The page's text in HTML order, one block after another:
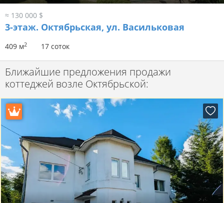
≈ 130 000 $
3-этаж. Октябрьская, ул. Васильковая
409 м2 17 соток
Ближайшие предложения продажи
коттеджей возле Октябрьской: